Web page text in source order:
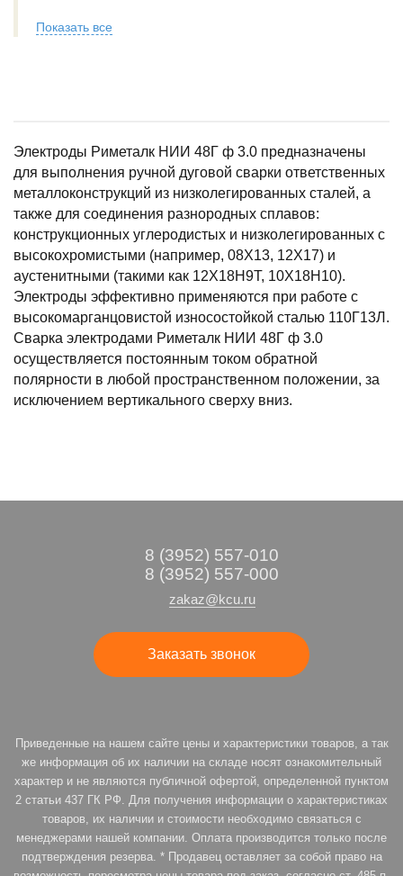
Показать все
Электроды Риметалк НИИ 48Г ф 3.0 предназначены
для выполнения ручной дуговой сварки ответственных
металлоконструкций из низколегированных сталей, а
также для соединения разнородных сплавов:
конструкционных углеродистых и низколегированных с
высокохромистыми (например, 08Х13, 12Х17) и
аустенитными (такими как 12Х18Н9Т, 10Х18Н10).
Электроды эффективно применяются при работе с
высокомарганцовистой износостойкой сталью 110Г13Л.
Сварка электродами Риметалк НИИ 48Г ф 3.0
осуществляется постоянным током обратной
полярности в любой пространственном положении, за
исключением вертикального сверху вниз.
8 (3952) 557-010
8 (3952) 557-000
zakaz@kcu.ru
Заказать звонок
Приведенные на нашем сайте цены и характеристики товаров, а так
же информация об их наличии на складе носят ознакомительный
характер и не являются публичной офертой, определенной пунктом
2 статьи 437 ГК РФ. Для получения информации о характеристиках
товаров, их наличии и стоимости необходимо связаться с
менеджерами нашей компании. Оплата производится только после
подтверждения резерва. * Продавец оставляет за собой право на